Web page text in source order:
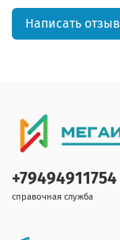
Написать отзыв
+79494911754
справочная служба